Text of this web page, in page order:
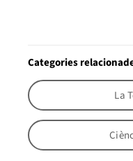
Categories
La